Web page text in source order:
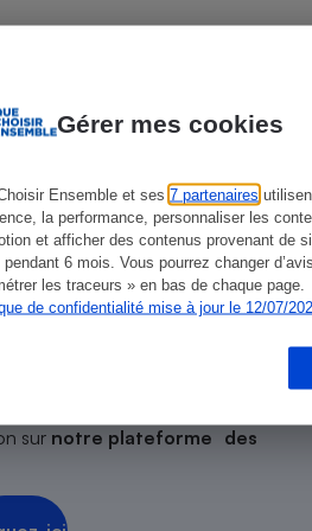
Gérer mes cookies
Ensemble et ses 7 partenaires
la performance, personnaliser les
et afficher des contenus provenant de
pendant 6 mois. Vous pourrez changer
les traceurs » en bas de chaque page.
de confidentialité mise à jour le 12/07/
que non-exhaustive. À l’exception
La Note Que Choisir, il n’existe aucune
?
!
sur notre plateforme des
Four encastrable
Lessive